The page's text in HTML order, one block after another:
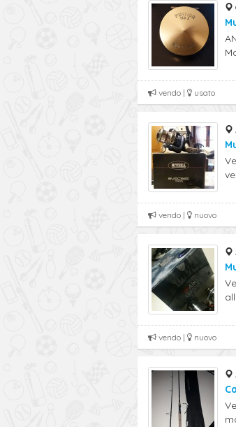
vendo | usato
vendo | nuovo
vendo | nuovo